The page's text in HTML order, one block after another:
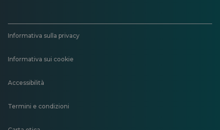
Informativa sulla privacy
Informativa sui cookie
Accessibilità
Termini e condizioni